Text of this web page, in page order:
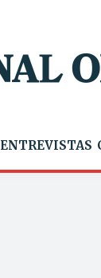
ENTREVISTAS